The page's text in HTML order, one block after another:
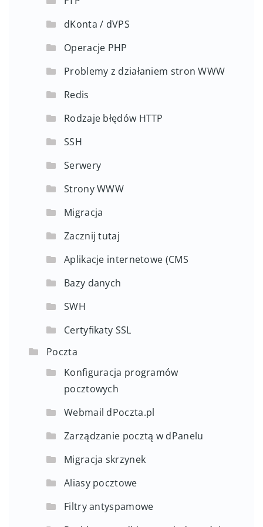
dKonta / dVPS
Operacje PHP
Problemy z działaniem stron WWW
Redis
Rodzaje błędów HTTP
SSH
Serwery
Strony WWW
Migracja
Zacznij tutaj
Aplikacje internetowe (CMS
Bazy danych
SWH
Certyfikaty SSL
Poczta
Konfiguracja programów
pocztowych
Webmail dPoczta.pl
Zarządzanie pocztą w dPanelu
Migracja skrzynek
Aliasy pocztowe
Filtry antyspamowe